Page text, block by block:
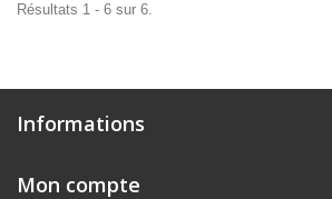
Résultats 1 - 6 sur 6.
Informations
Mon compte